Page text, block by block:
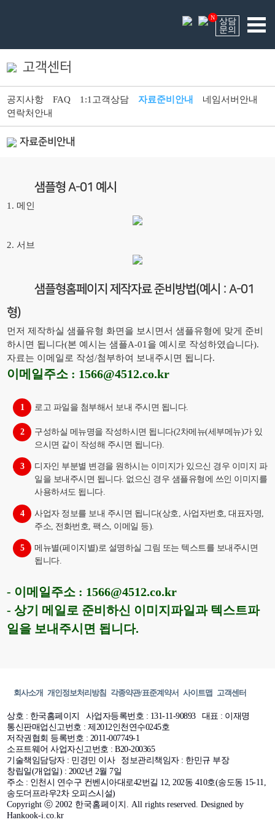
N
상담
문의
고객센터
공지사항 FAQ 1:1고객상담 자료준비안내
네임서버안내
연락처안내
자료준비안내
샘플형 A-01 예시
1. 메인
2. 서브
샘플형홈페이지 제작자료 준비방법(예시 : A-01
형)
먼저 제작하실 샘플유형 화면을 보시면서 샘플유형에 맞게 준비
하시면 됩니다(본 예시는 샘플A-01을 예시로 작성하였습니다).
자료는 이메일로 작성/첨부하여 보내주시면 됩니다.
이메일주소 : 1566@4512.co.kr
1 로고 파일을 첨부해서 보내 주시면 됩니다.
2
구성하실 메뉴명을 작성하시면 됩니다(2차메뉴(세부메뉴)가 있
으시면 같이 작성해 주시면 됩니다).
3
디자인 부분별 변경을 원하시는 이미지가 있으신 경우 이미지 파
일을 보내주시면 됩니다. 없으신 경우 샘플유형에 쓰인 이미지를
사용하셔도 됩니다.
4
사업자 정보를 보내 주시면 됩니다(상호, 사업자번호, 대표자명,
주소, 전화번호, 팩스, 이메일 등).
5
메뉴별(페이지별)로 설명하실 그림 또는 텍스트를 보내주시면
됩니다.
- 이메일주소 : 1566@4512.co.kr
- 상기 메일로 준비하신 이미지파일과 텍스트파
일을 보내주시면 됩니다.
회사소개 개인정보처리방침 각종약관/표준계약서 사이트맵 고객센터
상호 : 한국홈페이지 사업자등록번호 : 131-11-90893
대표 : 이재명
통신판매업신고번호 : 제2012인천연수0245호
저작권협회 등록번호 : 2011-007749-1
소프트웨어 사업자신고번호 : B20-200365
기술책임담당자 : 민경민 이사
정보관리책임자 : 한민규 부장
창립일(개업일) : 2002년 2월 7일
주소 : 인천시 연수구 컨벤시아대로42번길 12, 202동 410호(송도동 15-11,
송도더프라우2차 오피스시설)
Copyright ⓒ 2002 한국홈페이지. All rights reserved. Designed by
Hankook-i.co.kr